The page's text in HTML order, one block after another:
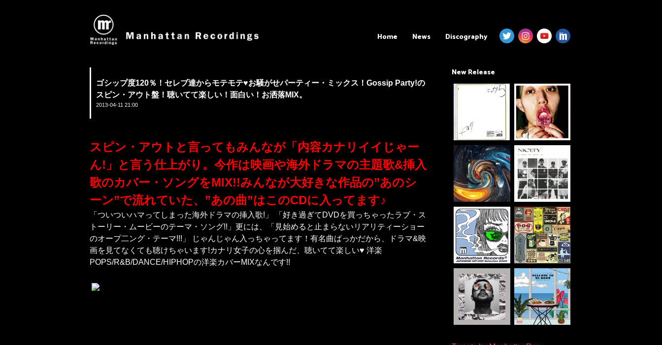
Home News Discography
ゴシップ度120％！セレブ達からモテモテ♥お騒がせパーティー・ミックス！Gossip Party!の
スピン・アウト盤！聴いてて楽しい！面白い！お洒落MIX。
2013-04-11 21:00
スピン・アウトと言ってもみんなが「内容カナリイイじゃー
ん!」と言う仕上がり。今作は映画や海外ドラマの主題歌&挿入
歌のカバー・ソングをMIX!!みんなが大好きな作品の”あのシ
ーン”で流れていた、”あの曲”はこのCDに入ってます♪
「ついついハマってしまった海外ドラマの挿入歌!」 「好き過ぎてDVDを買っちゃったラブ・ス
トーリー・ムービーのテーマ・ソング!!」更には、「見始めると止まらないリアリティーショー
のオープ二ング・テーマ!!!」 じゃんじゃん入っちゃってます！有名曲ばっかだから、ドラマ&映
画を見てなくても聴けちゃいます!カナリ女子の心を掴んだ、聴いてて楽しい♥ 洋楽
POPS/R&B/DANCE/HIPHOPの洋楽カバーMIXなんです!!
New Release